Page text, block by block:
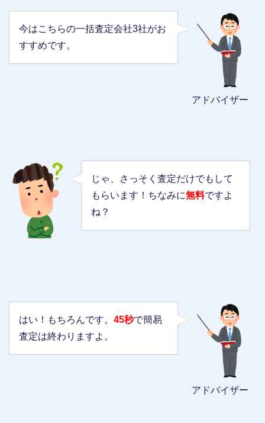
アドバイザー
今はこちらの一括査定会社3社がお
すすめです。
じゃ、さっそく査定だけでもして
もらいます！ちなみに無料ですよ
ね？
アドバイザー
はい！もちろんです。 45秒で簡易
査定は終わりますよ。